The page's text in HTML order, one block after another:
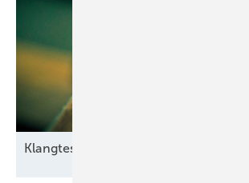
Klangtest im